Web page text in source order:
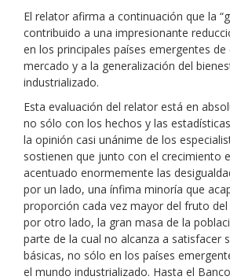
El relator afirma a continuación que la
contribuido a una impresionante
en los principales países emergentes
mercado y a la generalización del
industrializado.
Esta evaluación del relator está en
no sólo con los hechos y las
la opinión casi unánime de los
sostienen que junto con el crecimiento
acentuado enormemente las
por un lado, una ínfima minoría que
proporción cada vez mayor del fruto
por otro lado, la gran masa de la
parte de la cual no alcanza a satisfacer
básicas, no sólo en los países
el mundo industrializado. Hasta el